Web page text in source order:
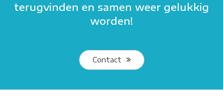
terugvinden en samen weer gelukkig
worden!
Contact